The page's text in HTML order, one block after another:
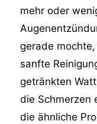
mehr oder
gerade
sanfte
getränkten
die Schmerzen
die ähnliche